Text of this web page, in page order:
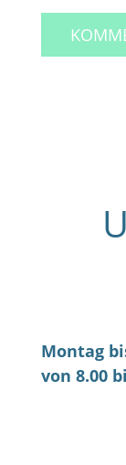
Montag
von 8.00